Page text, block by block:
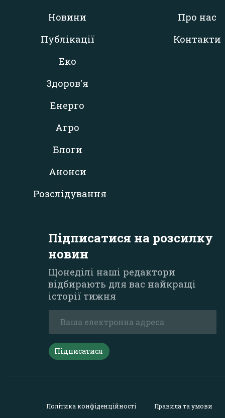
Новини
Публікації
Еко
Здоров'я
Енерго
Агро
Блоги
Анонси
Розслідування
Про нас
Контакти
Підписатися на розсилку
новин
Щонеділі наші редактори
відбирають для вас найкращі
історії тижня
Підписатися
Політика конфіденційності Правила та умови